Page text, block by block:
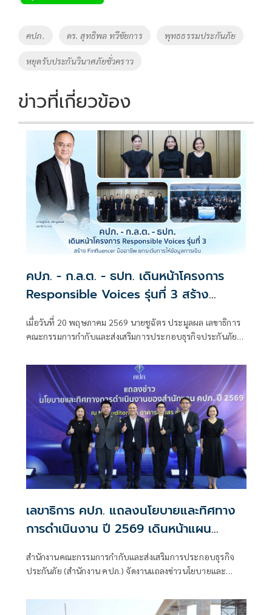
b
o
o
k
er y
Li
n
k
Tags
คปภ. ดร. สุทธิพล ทวีชัยการ พุทธธรรมประกันภัย
หยุดรับประกันวินาศภัยชั่วคราว
ข่าวที่เกี่ยวข้อง
คปภ. - ก.ล.ต. - ธปท. เดินหน้าโครงการ
Responsible Voices รุ่นที่ 3 สร้าง
Finfluencer มืออาชีพ ยกระดับการให้ข้อมูล
การเงิน การลงทุน และประกันภัยอย่างรับ
เมื่อวันที่ 20 พฤษภาคม 2569 นายชูฉัตร ประมูลผล เลขาธิการ
คณะกรรมการกำกับและส่งเสริมการประกอบธุรกิจประกันภัย
เลขาธิการ
เลขาธิการ คปภ. แถลงนโยบายและทิศทาง
การดำเนินงาน ปี 2569 เดินหน้าแผน
ระบบประกันภัยเป็นโครงสร้างพื้นฐานบริหาร
สำนักงานคณะกรรมการกำกับและส่งเสริมการประกอบธุรกิจ
ประกันภัย (สำนักงาน คปภ.) จัดงานแถลงข่าวนโยบายและ
ห้องประชุม NT Meeting & Auditorium กรุงเทพมหานคร